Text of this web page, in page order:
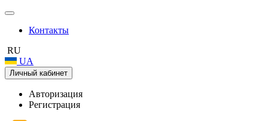
Контакты
RU
UA
Личный кабинет
Авторизация
Регистрация